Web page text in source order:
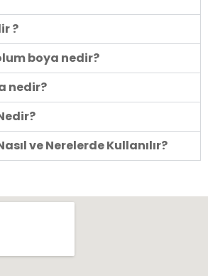
?
boya nedir?
nedir?
ve Nerelerde Kullanılır?